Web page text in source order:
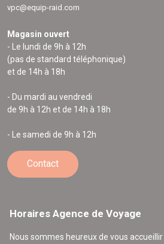
vpc@equip-raid.com
Magasin ouvert
- Le lundi de 9h à 12h
(pas de standard téléphonique)
et de 14h à 18h
- Du mardi au vendredi
de 9h à 12h et de 14h à 18h
- Le samedi de 9h à 12h
Contact
Horaires Agence de Voyage
Nous sommes heureux de vous